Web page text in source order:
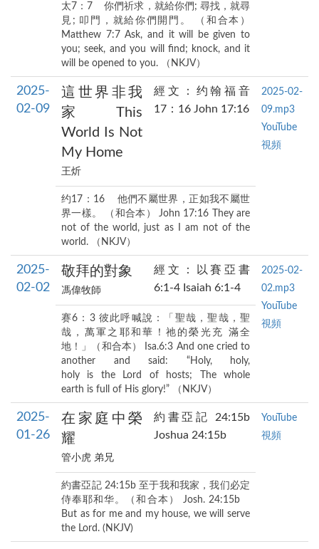
太7：7 你們祈求，就給你們; 尋找，就尋
見; 叩門，就給你們開門。 （和合本）
Matthew 7:7 Ask, and it will be given to
you; seek, and you will find; knock, and it
will be opened to you. （NKJV）
2025-
02-09
這世界非我
家 This
World Is Not
My Home
王炘
經文：约翰福音
17：16 John 17:16
2025-02-
09.mp3
YouTube
視頻
约17：16 他們不屬世界，正如我不屬世
界一樣。 （和合本） John 17:16 They are
not of the world, just as I am not of the
world. （NKJV）
2025-
02-02
敬拜的對象
馮偉牧師
經文：以賽亞書
6:1-4 Isaiah 6:1-4
2025-02-
02.mp3
YouTube
視頻
赛6：3 彼此呼喊說：「聖哉，聖哉，聖
哉，萬軍之耶和華！祂的榮光充 滿全
地！」（和合本） Isa.6:3 And one cried to
another and said: “Holy, holy,
holy is the Lord of hosts; The whole
earth is full of His glory!” （NKJV）
2025-
01-26
在家庭中榮
耀
管小虎 弟兄
約書亞記 24:15b
Joshua 24:15b
YouTube
視頻
約書亞記 24:15b 至于我和我家，我们必定
侍奉耶和华。（和合本） Josh. 24:15b
But as for me and my house, we will serve
the Lord. (NKJV)